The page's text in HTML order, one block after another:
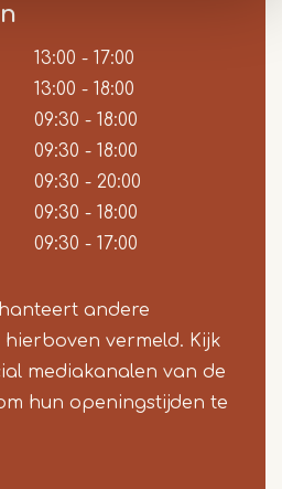
13:00 - 17:00
13:00 - 18:00
09:30 - 18:00
09:30 - 18:00
09:30 - 20:00
09:30 - 18:00
09:30 - 17:00
andere
vermeld. Kijk
mediakanalen van de
hun openingstijden te